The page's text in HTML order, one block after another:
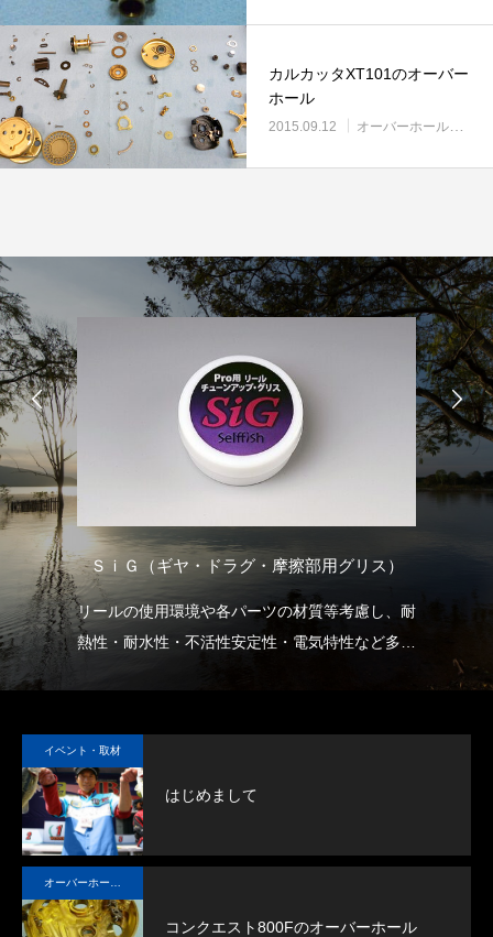
カルカッタXT101のオーバー
ホール
2015.09.12 オーバーホール実例
ＳｉＧ（ギヤ・ドラグ・摩擦部用グリス）
リールの使用環境や各パーツの材質等考慮し、耐
熱性・耐水性・不活性安定性・電気特性など多く
ギアのノイズの軽減、ドラグのスムーズな滑り出
し、稼動部の長期にわたる潤滑を確保できます。
用
イベント・取材
はじめまして
コンクエスト800Fのオーバーホール